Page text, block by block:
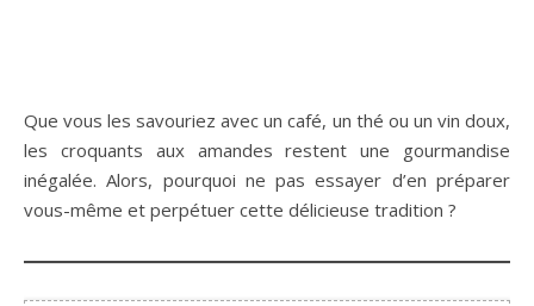
Que vous les savouriez avec un café, un thé ou un vin doux,
les croquants aux amandes restent une gourmandise
inégalée. Alors, pourquoi ne pas essayer d’en préparer
vous-même et perpétuer cette délicieuse tradition ?